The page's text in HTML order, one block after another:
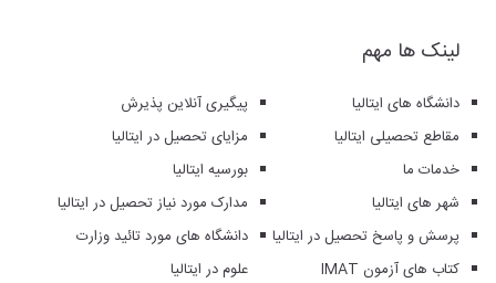
لینک ها مهم
پیگیری آنلاین پذیرش
مزایای تحصیل در ایتالیا
بورسیه ایتالیا
مدارک مورد نیاز تحصیل در ایتالیا
دانشگاه های مورد تائید وزارت
علوم در ایتالیا
دانشگاه های ایتالیا
مقاطع تحصیلی ایتالیا
خدمات ما
شهر های ایتالیا
پرسش و پاسخ تحصیل در ایتالیا
کتاب های آزمون IMAT